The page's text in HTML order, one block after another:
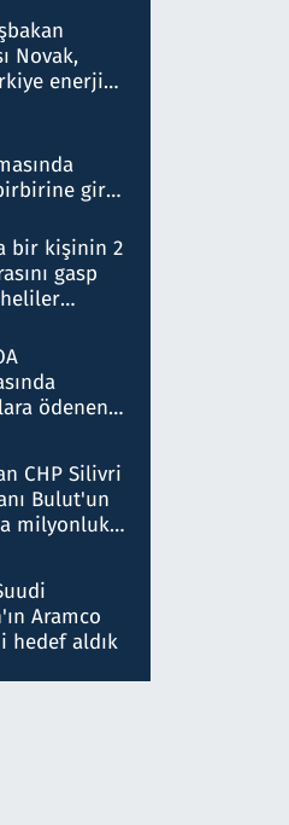
Novak,
enerji
girdi:
ortaya
şok etti
bir kişinin 2
gasp
ödenen
iddiasını
CHP Silivri
Bulut'un
milyonluk
ben
Aramco
hedef aldık